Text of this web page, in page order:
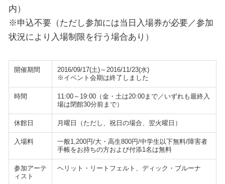
内）
※申込不要（ただし参加には当日入場券が必要／参加
状況により入場制限を行う場合あり）
開催期間
2016/09/17(土)～2016/11/23(水)
※イベント会期は終了しました
時間
11:00～19:00（金・土は20:00まで／いずれも最終入
場は閉館30分前まで）
休館日 月曜日（ただし、祝日の場合、翌火曜日）
入場料
一般1,200円/大・高生800円/中学生以下無料/障害者
手帳をお持ちの方および付添1名は無料
参加アーテ
ィスト
ヘリット・リートフェルト、ディック・ブルーナ